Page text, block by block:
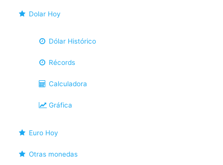
Dolar Hoy
Dólar Histórico
Récords
Calculadora
Gráfica
Euro Hoy
Otras monedas